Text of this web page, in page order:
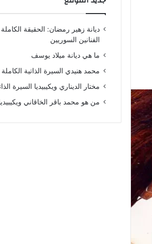
ديانة زهير رمضان: الحقيقة
الفنانين السوريين
ما هي ديانة ميلاد يوسف
محمد هنيدي السيرة الذاتية الكاملة
مختار الديناري ويكيبيديا السيرة
من هو محمد باقر الخاقاني